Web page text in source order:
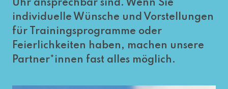
Uhr ansprechbar sind. Wenn Sie
individuelle Wünsche und Vorstellungen
für Trainingsprogramme oder
Feierlichkeiten haben, machen unsere
Partner*innen fast alles möglich.